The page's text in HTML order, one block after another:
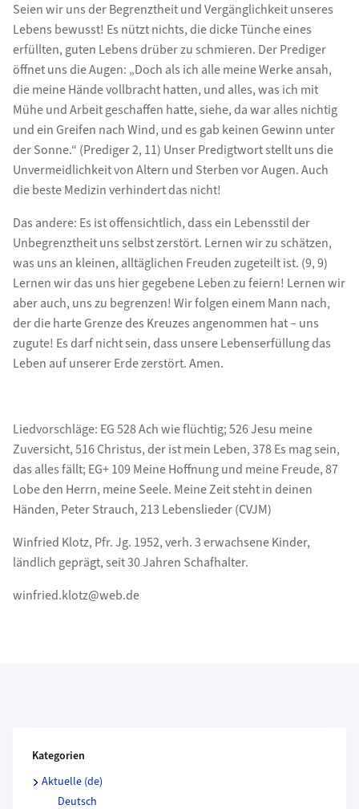
Seien wir uns der Begrenztheit und Vergänglichkeit unseres
Lebens bewusst! Es nützt nichts, die dicke Tünche eines
erfüllten, guten Lebens drüber zu schmieren. Der Prediger
öffnet uns die Augen: „Doch als ich alle meine Werke ansah,
die meine Hände vollbracht hatten, und alles, was ich mit
Mühe und Arbeit geschaffen hatte, siehe, da war alles nichtig
und ein Greifen nach Wind, und es gab keinen Gewinn unter
der Sonne.“ (Prediger 2, 11) Unser Predigtwort stellt uns die
Unvermeidlichkeit von Altern und Sterben vor Augen. Auch
die beste Medizin verhindert das nicht!
Das andere: Es ist offensichtlich, dass ein Lebensstil der
Unbegrenztheit uns selbst zerstört. Lernen wir zu schätzen,
was uns an kleinen, alltäglichen Freuden zugeteilt ist. (9, 9)
Lernen wir das uns hier gegebene Leben zu feiern! Lernen wir
aber auch, uns zu begrenzen! Wir folgen einem Mann nach,
der die harte Grenze des Kreuzes angenommen hat – uns
zugute! Es darf nicht sein, dass unsere Lebenserfüllung das
Leben auf unserer Erde zerstört. Amen.
Liedvorschläge: EG 528 Ach wie flüchtig; 526 Jesu meine
Zuversicht, 516 Christus, der ist mein Leben, 378 Es mag sein,
das alles fällt; EG+ 109 Meine Hoffnung und meine Freude, 87
Lobe den Herrn, meine Seele. Meine Zeit steht in deinen
Händen, Peter Strauch, 213 Lebenslieder (CVJM)
Winfried Klotz, Pfr. Jg. 1952, verh. 3 erwachsene Kinder,
ländlich geprägt, seit 30 Jahren Schafhalter.
winfried.klotz@web.de
Kategorien
Aktuelle (de)
Deutsch